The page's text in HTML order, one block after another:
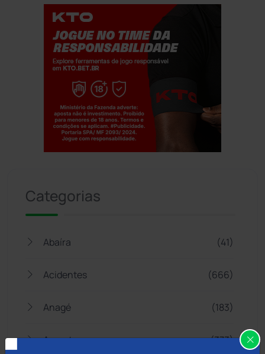
Categorias
Abaíra (41)
Acidentes (666)
Anagé (183)
Aracatu (373)